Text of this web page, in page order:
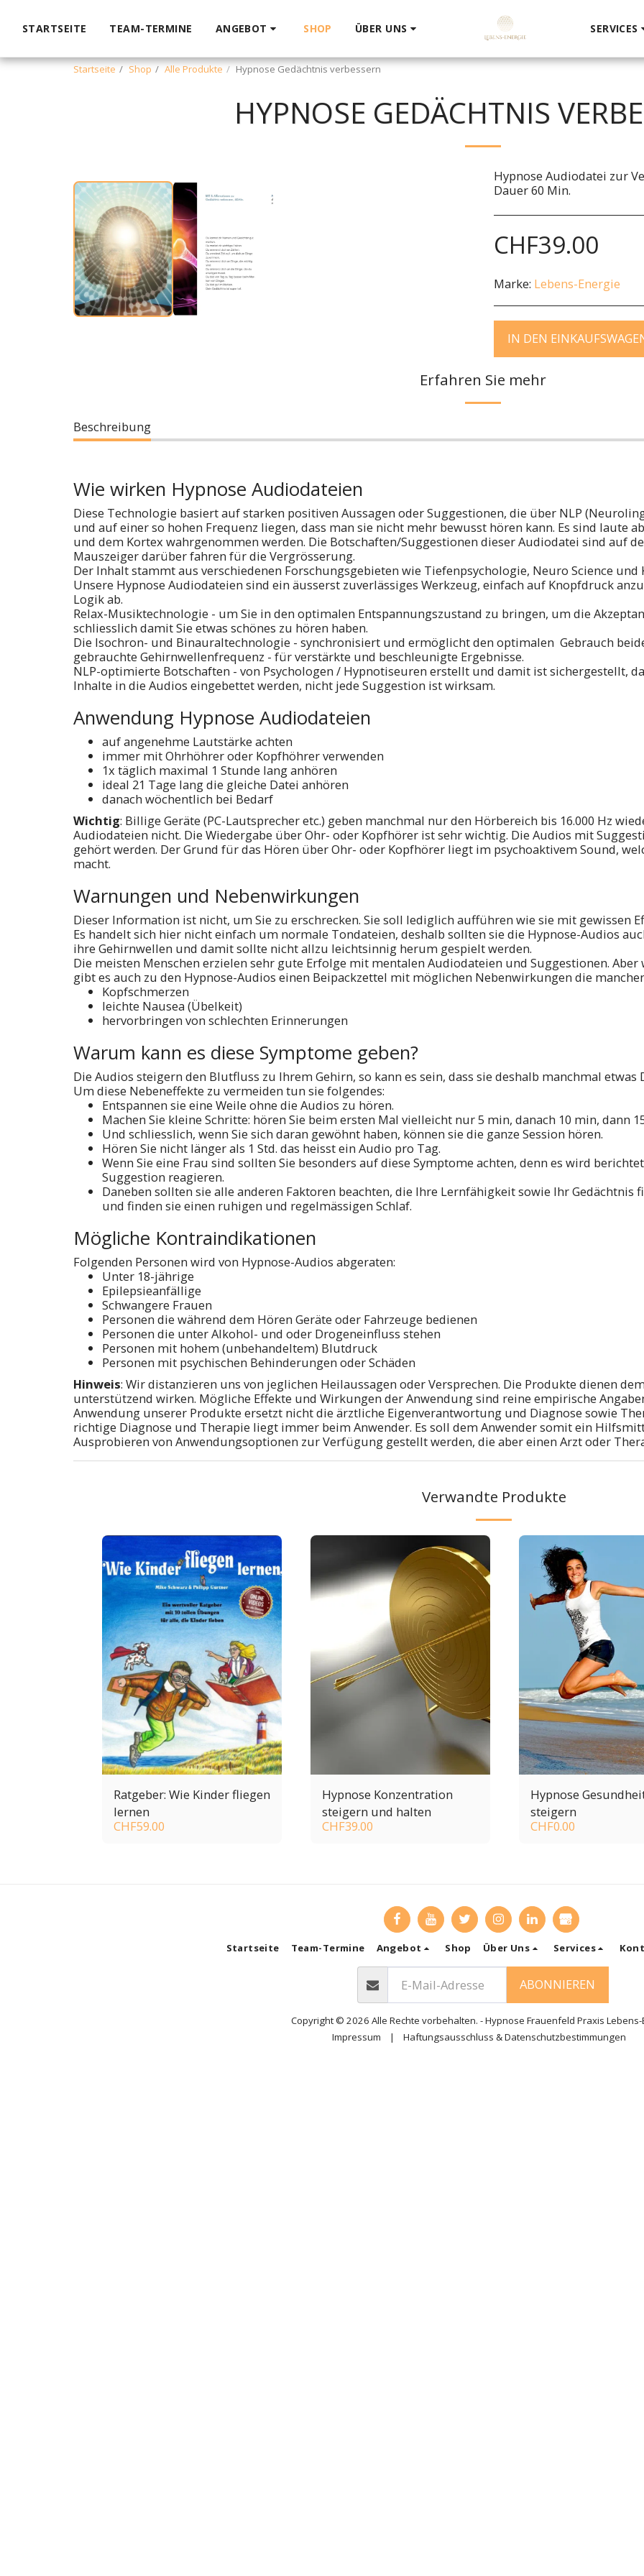
STARTSEITE TEAM-TERMINE ANGEBOT SHOP ÜBER UNS SERVICES
Startseite Shop Alle Produkte Hypnose Gedächtnis verbessern
HYPNOSE GEDÄCHTNIS
Hypnose Audiodatei zur
Dauer 60 Min.
CHF39.00
Marke: Lebens-Energie
IN DEN
Erfahren Sie mehr
Beschreibung
Wie wirken Hypnose Audiodateien
Diese Technologie basiert auf starken positiven Aussagen oder Suggestionen, die über NLP
und auf einer so hohen Frequenz liegen, dass man sie nicht mehr bewusst hören kann. Es sind laute
und dem Kortex wahrgenommen werden. Die Botschaften/Suggestionen dieser Audiodatei sind auf
Mauszeiger darüber fahren für die Vergrösserung.
Der Inhalt stammt aus verschiedenen Forschungsgebieten wie Tiefenpsychologie, Neuro Science und
Unsere Hypnose Audiodateien sind ein äusserst zuverlässiges Werkzeug, einfach auf Knopfdruck
Logik ab.
Relax-Musiktechnologie - um Sie in den optimalen Entspannungszustand zu bringen, um die
schliesslich damit Sie etwas schönes zu hören haben.
Die Isochron- und Binauraltechnologie - synchronisiert und ermöglicht den optimalen Gebrauch
gebrauchte Gehirnwellenfrequenz - für verstärkte und beschleunigte Ergebnisse.
NLP-optimierte Botschaften - von Psychologen / Hypnotiseuren erstellt und damit ist sichergestellt,
Inhalte in die Audios eingebettet werden, nicht jede Suggestion ist wirksam.
Anwendung Hypnose Audiodateien
auf angenehme Lautstärke achten
immer mit Ohrhöhrer oder Kopfhöhrer verwenden
1x täglich maximal 1 Stunde lang anhören
ideal 21 Tage lang die gleiche Datei anhören
danach wöchentlich bei Bedarf
Wichtig: Billige Geräte (PC-Lautsprecher etc.) geben manchmal nur den Hörbereich bis 16.000 Hz
Audiodateien nicht. Die Wiedergabe über Ohr- oder Kopfhörer ist sehr wichtig. Die Audios mit
gehört werden. Der Grund für das Hören über Ohr- oder Kopfhörer liegt im psychoaktivem Sound,
macht.
Warnungen und Nebenwirkungen
Dieser Information ist nicht, um Sie zu erschrecken. Sie soll lediglich aufführen wie sie mit gewissen
Es handelt sich hier nicht einfach um normale Tondateien, deshalb sollten sie die Hypnose-Audios
ihre Gehirnwellen und damit sollte nicht allzu leichtsinnig herum gespielt werden.
Die meisten Menschen erzielen sehr gute Erfolge mit mentalen Audiodateien und Suggestionen.
gibt es auch zu den Hypnose-Audios einen Beipackzettel mit möglichen Nebenwirkungen die
Kopfschmerzen
leichte Nausea (Übelkeit)
hervorbringen von schlechten Erinnerungen
Warum kann es diese Symptome geben?
Die Audios steigern den Blutfluss zu Ihrem Gehirn, so kann es sein, dass sie deshalb manchmal
Um diese Nebeneffekte zu vermeiden tun sie folgendes:
Entspannen sie eine Weile ohne die Audios zu hören.
Machen Sie kleine Schritte: hören Sie beim ersten Mal vielleicht nur 5 min, danach 10 min, dann
Und schliesslich, wenn Sie sich daran gewöhnt haben, können sie die ganze Session hören.
Hören Sie nicht länger als 1 Std. das heisst ein Audio pro Tag.
Wenn Sie eine Frau sind sollten Sie besonders auf diese Symptome achten, denn es wird
Suggestion reagieren.
Daneben sollten sie alle anderen Faktoren beachten, die Ihre Lernfähigkeit sowie Ihr Gedächtnis
und finden sie einen ruhigen und regelmässigen Schlaf.
Mögliche Kontraindikationen
Folgenden Personen wird von Hypnose-Audios abgeraten:
Unter 18-jährige
Epilepsieanfällige
Schwangere Frauen
Personen die während dem Hören Geräte oder Fahrzeuge bedienen
Personen die unter Alkohol- und oder Drogeneinfluss stehen
Personen mit hohem (unbehandeltem) Blutdruck
Personen mit psychischen Behinderungen oder Schäden
Hinweis: Wir distanzieren uns von jeglichen Heilaussagen oder Versprechen. Die Produkte dienen
unterstützend wirken. Mögliche Effekte und Wirkungen der Anwendung sind reine empirische
Anwendung unserer Produkte ersetzt nicht die ärztliche Eigenverantwortung und Diagnose sowie
richtige Diagnose und Therapie liegt immer beim Anwender. Es soll dem Anwender somit ein
Ausprobieren von Anwendungsoptionen zur Verfügung gestellt werden, die aber einen Arzt oder
Verwandte Produkte
Ratgeber: Wie Kinder fliegen
lernen
CHF59.00
Hypnose Konzentration
steigern und halten
CHF39.00
Hypnose
steigern
CHF0.00
Startseite Team-Termine Angebot Shop Über Uns Services
ABONNIEREN
Copyright © 2026 Alle Rechte vorbehalten. -Hypnose Frauenfeld Praxis
Impressum | Haftungsausschluss & Datenschutzbestimmungen